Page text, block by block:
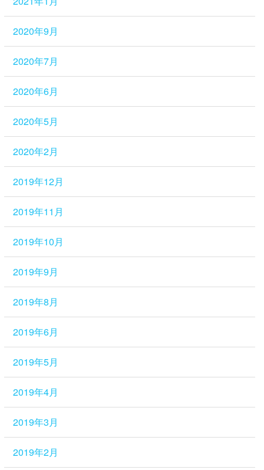
2020年9月
2020年7月
2020年6月
2020年5月
2020年2月
2019年12月
2019年11月
2019年10月
2019年9月
2019年8月
2019年6月
2019年5月
2019年4月
2019年3月
2019年2月